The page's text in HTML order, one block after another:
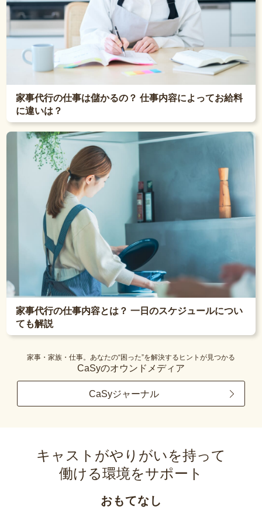
家事代行の仕事は儲かるの？ 仕事内容によってお給料
に違いは？
家事代行の仕事内容とは？ 一日のスケジュールについ
ても解説
家事・家族・仕事。あなたの“困った”を解決するヒントが見つかる
CaSyのオウンドメディア
CaSyジャーナル
キャストがやりがいを持って
働ける環境をサポート
おもてなし